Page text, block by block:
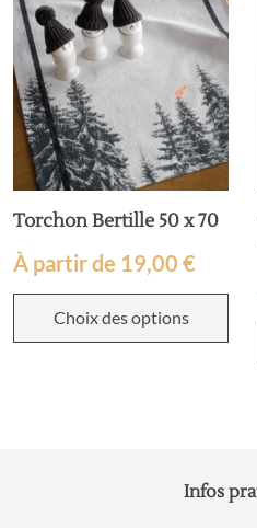
Torchon Bertille 50 x 70
À partir de 19,00 €
Choix des options
Infos